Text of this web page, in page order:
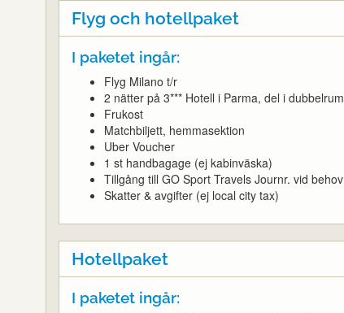
Flyg och hotellpaket
I paketet ingår:
Flyg Milano t/r
2 nätter på 3*** Hotell i Parma, del i dubbelrum
Frukost
Matchbiljett, hemmasektion
Uber Voucher
1 st handbagage (ej kabinväska)
Tillgång till GO Sport Travels Journr. vid behov
Skatter & avgifter (ej local city tax)
Hotellpaket
I paketet ingår: